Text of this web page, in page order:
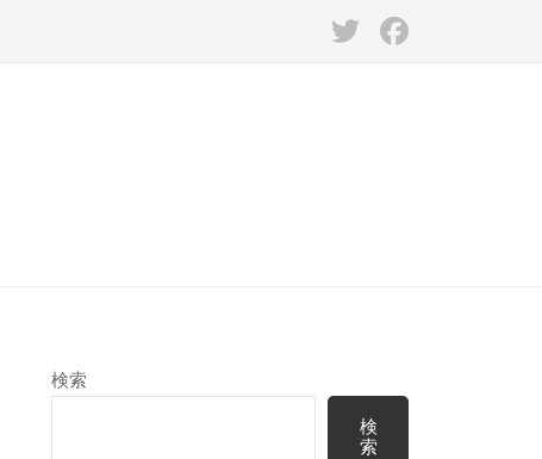
TwitterFacebook
検索
検
索